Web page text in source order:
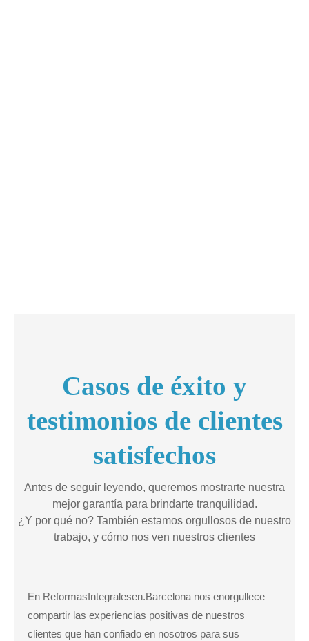
Casos de éxito y
testimonios de clientes
satisfechos
Antes de seguir leyendo, queremos mostrarte nuestra
mejor garantía para brindarte tranquilidad.
¿Y por qué no? También estamos orgullosos de nuestro
trabajo, y cómo nos ven nuestros clientes
En ReformasIntegralesen.Barcelona nos enorgullece
compartir las experiencias positivas de nuestros
clientes que han confiado en nosotros para sus